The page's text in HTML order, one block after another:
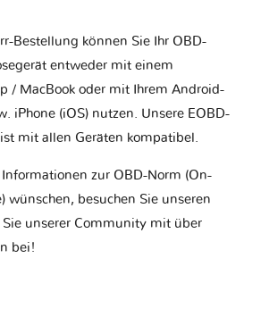
Bestellung können Sie Ihr OBD-
entweder mit einem
/ MacBook oder mit Ihrem Android-
iPhone (iOS) nutzen. Unsere EOBD-
mit allen Geräten kompatibel.
zur OBD-Norm (On-
wünschen, besuchen Sie unseren
unserer Community mit über
bei!